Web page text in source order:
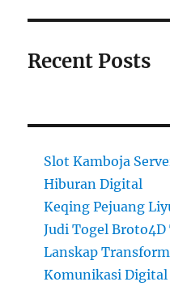
Recent Posts
Slot Kamboja
Hiburan Digital
Keqing Pejuang
Judi Togel
Lanskap
Komunikasi Digital